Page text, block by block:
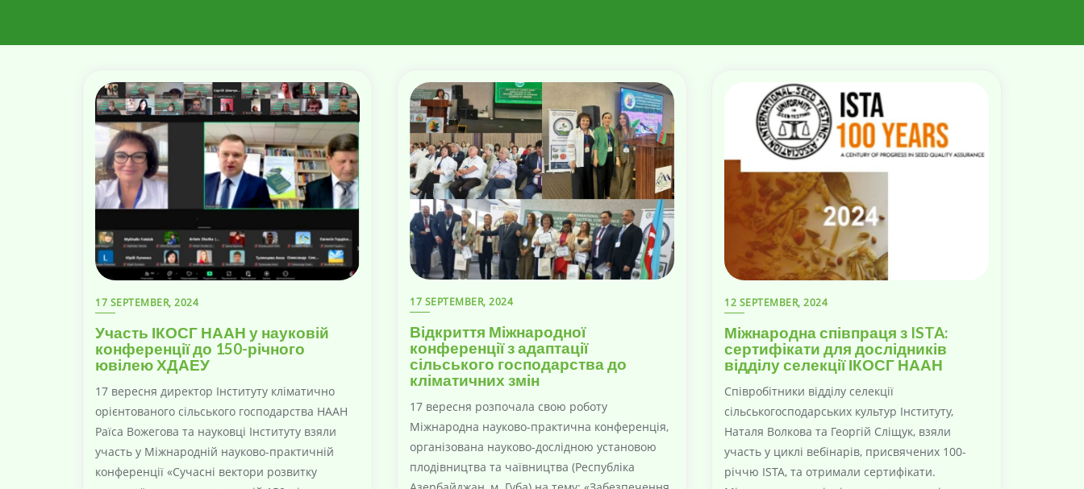
17 SEPTEMBER, 2024
Участь ІКОСГ НААН у науковій
конференції до 150-річного
ювілею ХДАЕУ
17 вересня директор Інституту кліматично
орієнтованого сільського господарства НААН
Раїса Вожегова та науковці Інституту взяли
участь у Міжнародній науково-практичній
конференції «Сучасні вектори розвитку
17 SEPTEMBER, 2024
Відкриття Міжнародної
конференції з адаптації
сільського господарства до
кліматичних змін
17 вересня розпочала свою роботу
Міжнародна науково-практична конференція,
організована науково-дослідною установою
плодівництва та чаївництва (Республіка
12 SEPTEMBER, 2024
Міжнародна співпраця з ISTA:
сертифікати для дослідників
відділу селекції ІКОСГ НААН
Співробітники відділу селекції
сільськогосподарських культур Інституту,
Наталя Волкова та Георгій Сліщук, взяли
участь у циклі вебінарів, присвячених 100-
річчю ISTA, та отримали сертифікати.